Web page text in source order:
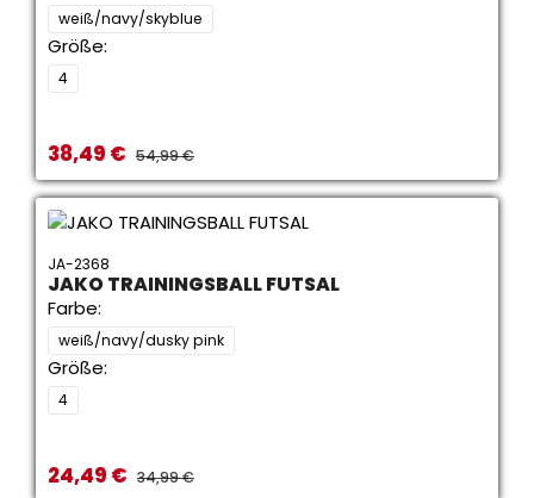
weiß/navy/skyblue
Größe:
4
Verkaufspreis:
38,49 € REGULÄRER PREIS:
54,99 €
JA-2368
JAKO TRAININGSBALL FUTSAL
Farbe:
weiß/navy/dusky pink
Größe:
4
Verkaufspreis:
24,49 € REGULÄRER PREIS:
34,99 €